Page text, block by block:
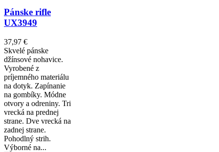
Pánske rifle
UX3949
37,97 €
Skvelé pánske
džínsové nohavice.
Vyrobené z
príjemného materiálu
na dotyk. Zapínanie
na gombíky. Módne
otvory a odreniny. Tri
vrecká na prednej
strane. Dve vrecká na
zadnej strane.
Pohodlný strih.
Výborné na...